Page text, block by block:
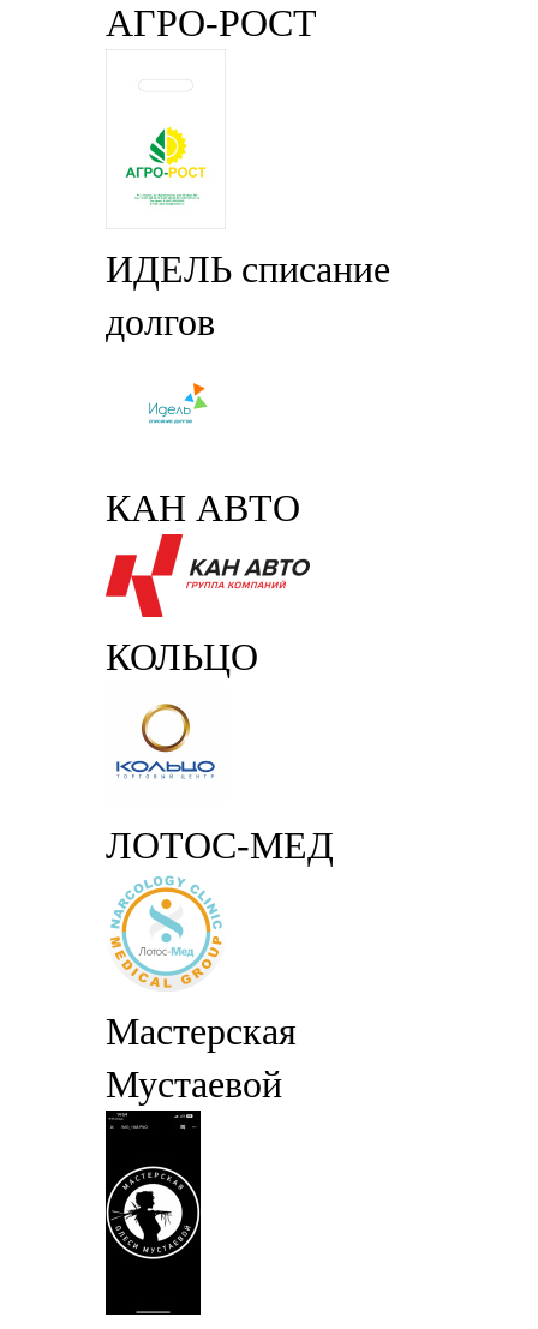
АГРО-РОСТ
ИДЕЛЬ списание
долгов
КАН АВТО
КОЛЬЦО
ЛОТОС-МЕД
Мастерская
Мустаевой